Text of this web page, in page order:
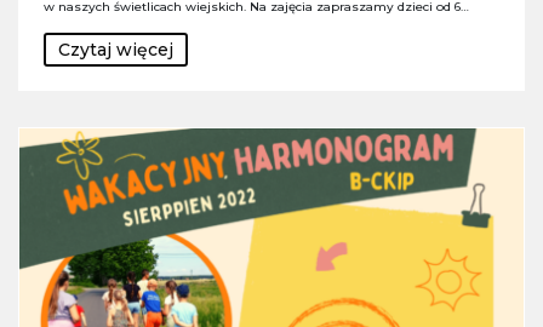
w naszych świetlicach wiejskich. Na zajęcia zapraszamy dzieci od 6…
Czytaj więcej